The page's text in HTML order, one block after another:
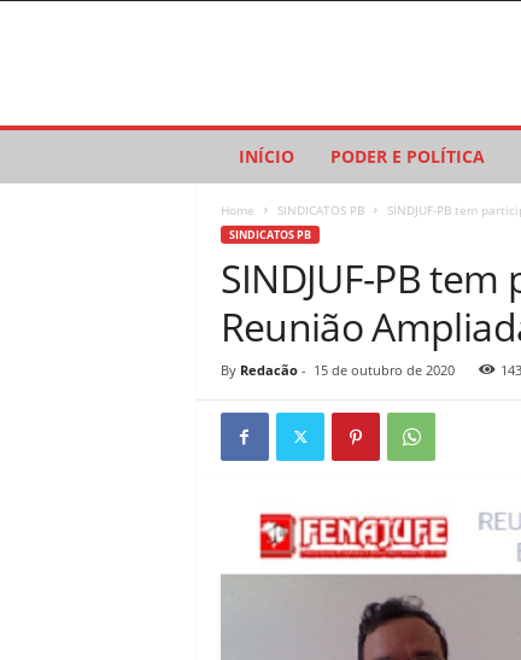
r
INÍCIO PODER E POLÍTICA
Home SINDICATOS PB SINDJUF-PB tem
SINDICATOS PB
SINDJUF-PB
Reunião
By Redacão- 15 de outubro de 2020 143